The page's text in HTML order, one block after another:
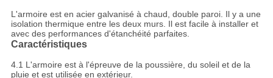
L'armoire est en acier galvanisé à chaud, double paroi. Il y a une
isolation thermique entre les deux murs. Il est facile à installer et
avec des performances d'étanchéité parfaites.
Caractéristiques
4.1 L'armoire est à l'épreuve de la poussière, du soleil et de la
pluie et est utilisée en extérieur.